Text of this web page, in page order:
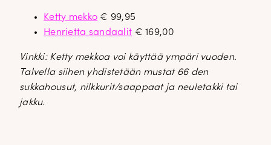
Ketty mekko € 99,95
Henrietta sandaalit € 169,00
Vinkki: Ketty mekkoa voi käyttää ympäri vuoden.
Talvella siihen yhdistetään mustat 66 den
sukkahousut, nilkkurit/saappaat ja neuletakki tai
jakku.